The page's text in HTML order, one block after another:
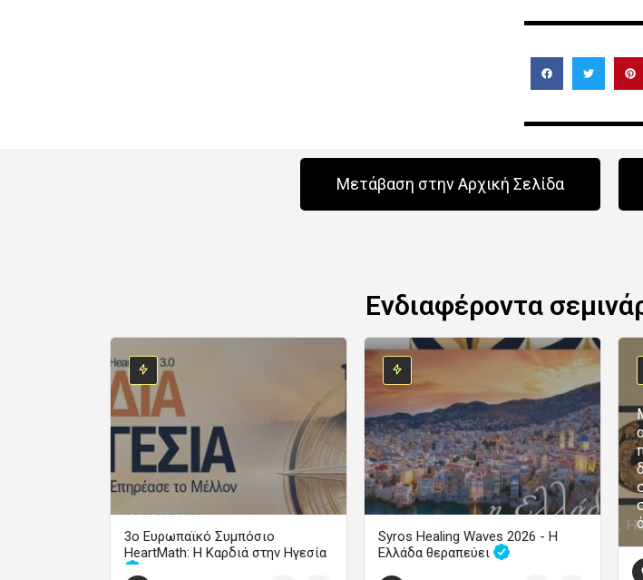
Μετάβαση στην Αρχική Σελίδα
Ενδιαφέροντα
3ο Ευρωπαϊκό Συμπόσιο
HeartMath: Η Καρδιά στην Ηγεσία
Syros Healing Waves 2026 - Η
Ελλάδα θεραπεύει